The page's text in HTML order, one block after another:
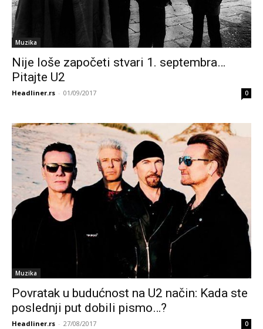
Muzika
Nije loše započeti stvari 1. septembra…
Pitajte U2
Headliner.rs - 01/09/2017 0
Muzika
Povratak u budućnost na U2 način: Kada ste
poslednji put dobili pismo…?
Headliner.rs - 27/08/2017 0